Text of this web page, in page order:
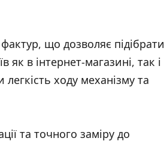
фактур, що дозволяє підібрати
як в інтернет-магазині, так і
ходу механізму та
та точного заміру до